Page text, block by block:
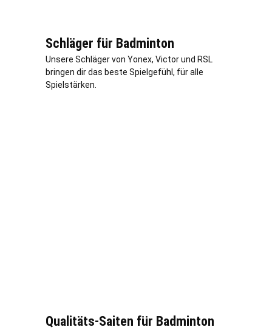
Schläger für Badminton
Unsere Schläger von Yonex, Victor und RSL
bringen dir das beste Spielgefühl, für alle
Spielstärken.
Qualitäts-Saiten für Badminton